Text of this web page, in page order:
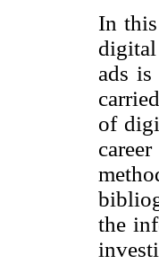
In
ads
of
the